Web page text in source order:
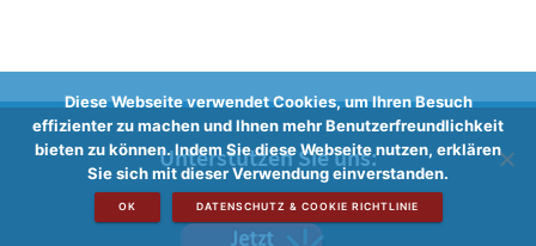
Unterstützen Sie uns:
Diese Webseite verwendet Cookies, um Ihren Besuch
effizienter zu machen und Ihnen mehr Benutzerfreundlichkeit
bieten zu können. Indem Sie diese Webseite nutzen, erklären
Sie sich mit dieser Verwendung einverstanden.
OK DATENSCHUTZ & COOKIE RICHTLINIE